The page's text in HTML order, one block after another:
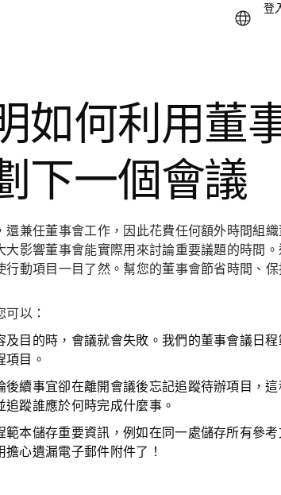
登
如何利用董
下一個會議
還兼任董事會工作，因此花費任何額外時間組
影響董事會能實際用來討論重要議題的時間
動項目一目了然。幫您的董事會節省時間、
以：
及目的時，會議就會失敗。我們的董事會議日
項目。
後續事宜卻在離開會議後忘記追蹤待辦項目，
蹤誰應於何時完成什麼事。
範本儲存重要資訊，例如在同一處儲存所有參
心遺漏電子郵件附件了！